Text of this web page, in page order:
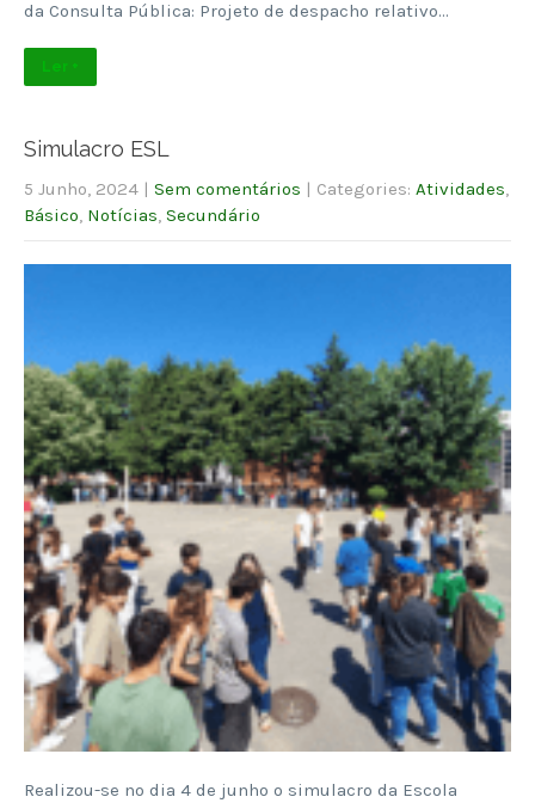
da Consulta Pública: Projeto de despacho relativo…
Ler +
Simulacro ESL
5 Junho, 2024 | Sem comentários | Categories: Atividades
Básico Notícias Secundário
Realizou-se no dia 4 de junho o simulacro da Escola